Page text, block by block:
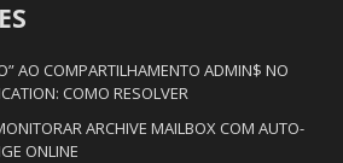
AO COMPARTILHAMENTO ADMIN$ NO
COMO RESOLVER
ARCHIVE MAILBOX COM AUTO-
ONLINE